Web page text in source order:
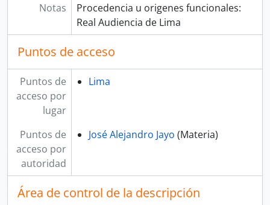
Notas
Procedencia u origenes funcionales:
Real Audiencia de Lima
Puntos de acceso
Puntos de
acceso por
lugar
Lima
Puntos de
acceso por
autoridad
José Alejandro Jayo (Materia)
Área de control de la descripción